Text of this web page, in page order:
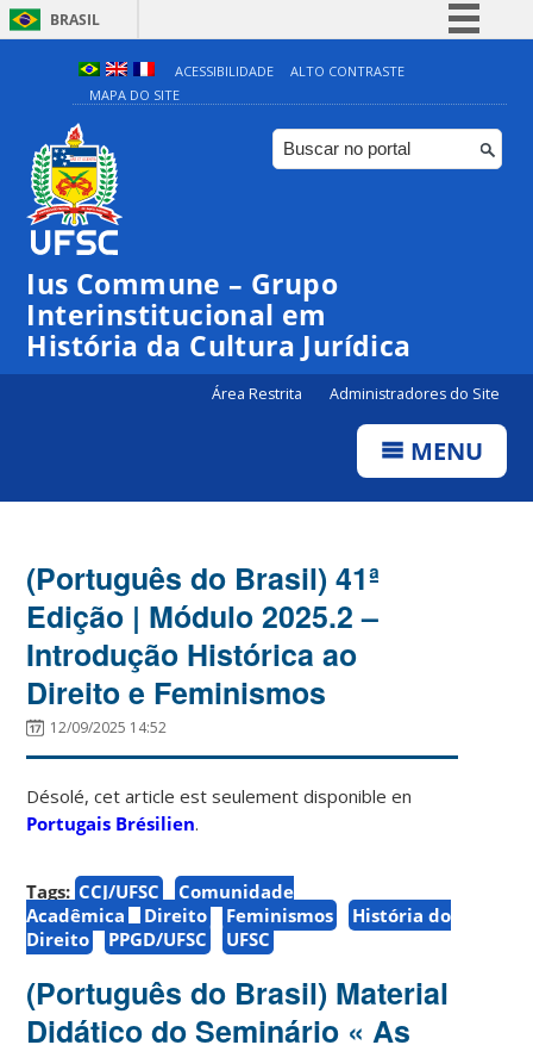
BRASIL
Simplifique!
Comunica BR
Participe
ACESSIBILIDADE
ALTO CONTRASTE
MAPA DO SITE
Ius Commune – Grupo
Interinstitucional em
História da Cultura Jurídica
Área Restrita Administradores do Site
MENU
(Português do Brasil) 41ª
Edição | Módulo 2025.2 –
Introdução Histórica ao
Direito e Feminismos
12/09/2025 14:52
Désolé, cet article est seulement disponible en
Portugais Brésilien.
Tags: CCJ/UFSC
Comunidade
Acadêmica
Direito Feminismos
História do
Direito
PPGD/UFSC UFSC
(Português do Brasil) Material
Didático do Seminário « As